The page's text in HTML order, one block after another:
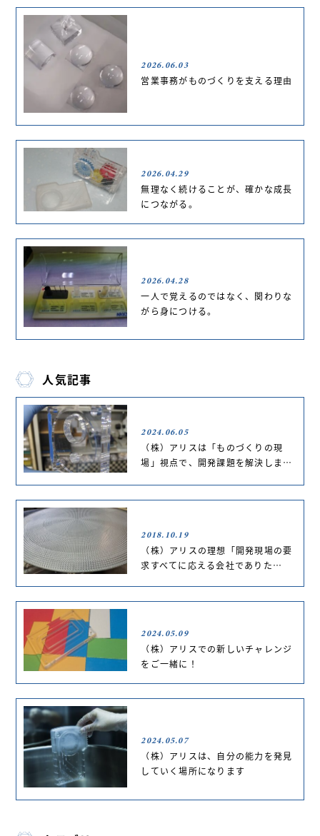
2026.06.03
営業事務がものづくりを支える理由
2026.04.29
無理なく続けることが、確かな成長
につながる。
2026.04.28
一人で覚えるのではなく、関わりな
がら身につける。
人気記事
2024.06.05
（株）アリスは「ものづくりの現
場」視点で、開発課題を解決しま…
2018.10.19
（株）アリスの理想「開発現場の要
求すべてに応える会社でありた…
2024.05.09
（株）アリスでの新しいチャレンジ
をご一緒に！
2024.05.07
（株）アリスは、自分の能力を発見
していく場所になります